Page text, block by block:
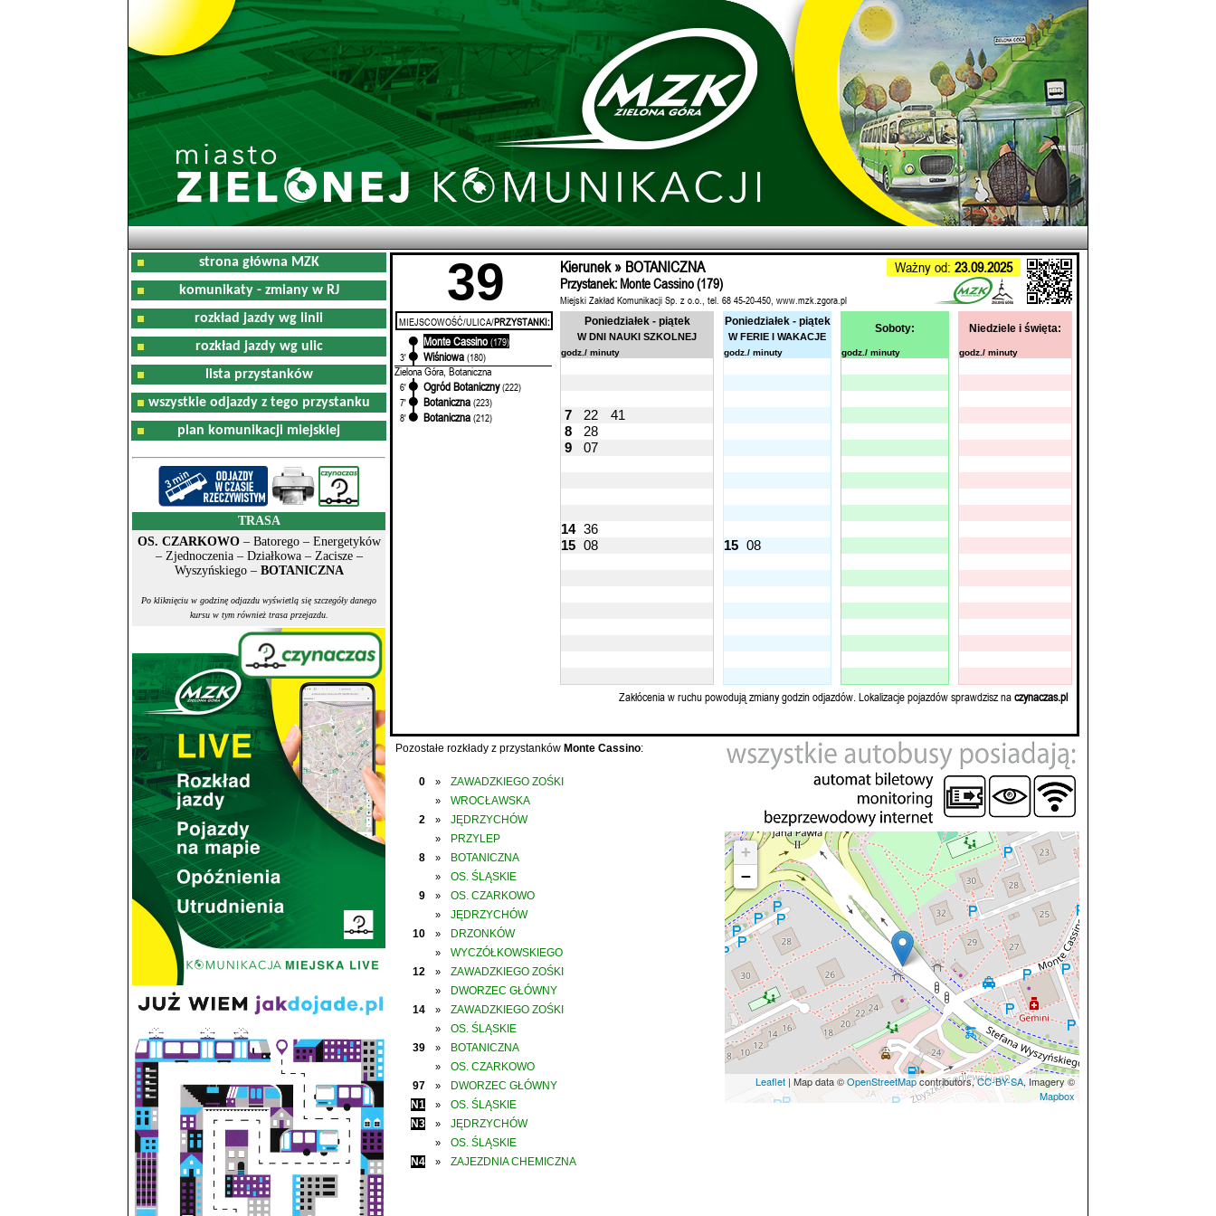
strona główna MZK
komunikaty - zmiany w RJ
rozkład jazdy wg linii
rozkład jazdy wg ulic
lista przystanków
wszystkie odjazdy z tego przystanku
plan komunikacji miejskiej
TRASA
OS. CZARKOWO– Batorego – Energetyków
– Zjednoczenia – Działkowa – Zacisze –
Wyszyńskiego – BOTANICZNA
Po kliknięciu w godzinę odjazdu wyświetlą się szczegóły danego
kursu w tym również trasa przejazdu.
39 Kierunek » BOTANICZNA Ważny od: 23.09.2025
Przystanek: Monte Cassino (179)
Miejski Zakład Komunikacji Sp. z o.o., tel. 68 45-20-450, www.mzk.zgora.pl
MIEJSCOWOŚĆ/ULICA/PRZYSTANKI:
Monte Cassino (179)
3'
Wiśniowa (180)
Zielona Góra, Botaniczna
6' Ogród Botaniczny (222)
7'
Botaniczna (223)
8'
Botaniczna (212)
Poniedziałek - piątek
W DNI NAUKI SZKOLNEJ
Poniedziałek - piątek
W FERIE I WAKACJE
Soboty: Niedziele i święta:
godz./ minuty godz./ minuty godz./ minuty godz./ minuty
7 22
41
8
28
9
07
14 36
15 08 15 08
Zakłócenia w ruchu powodują zmiany godzin odjazdów. Lokalizacje pojazdów sprawdzisz naczynaczas.pl
Pozostałe rozkłady z przystanków Monte Cassino:
0 » ZAWADZKIEGO ZOŚKI
»
WROCŁAWSKA
2
» JĘDRZYCHÓW
»
PRZYLEP
8
» BOTANICZNA
»
OS. ŚLĄSKIE
9
» OS. CZARKOWO
»
JĘDRZYCHÓW
10
» DRZONKÓW
»
WYCZÓŁKOWSKIEGO
12
» ZAWADZKIEGO ZOŚKI
»
DWORZEC GŁÓWNY
14
» ZAWADZKIEGO ZOŚKI
»
OS. ŚLĄSKIE
39
» BOTANICZNA
»
OS. CZARKOWO
97
»
DWORZEC GŁÓWNY
N1
»
OS. ŚLĄSKIE
N3
» JĘDRZYCHÓW
»
OS. ŚLĄSKIE
N4
» ZAJEZDNIA CHEMICZNA
+
−
Leaflet| Map data ©OpenStreetMapcontributors,CC-BY-SA, Imagery ©
Mapbox